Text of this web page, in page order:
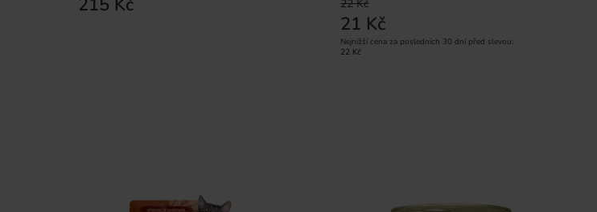
215 Kč 22 Kč
21 Kč
Nejnižší cena za posledních 30 dní před slevou:
22 Kč